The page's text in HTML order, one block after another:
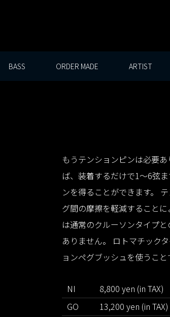
BASS ORDER MADE ARTIST
もうテンションピンは必要
ば、装着するだけで1〜6弦
ンを得ることができます。
グ間の摩擦を軽減すること
は通常のクルーソンタイプ
ありません。 ロトマチック
ョンペグブッシュを使うこ
NI 8,800 yen (in TAX)
GO
13,200 yen (in TAX)